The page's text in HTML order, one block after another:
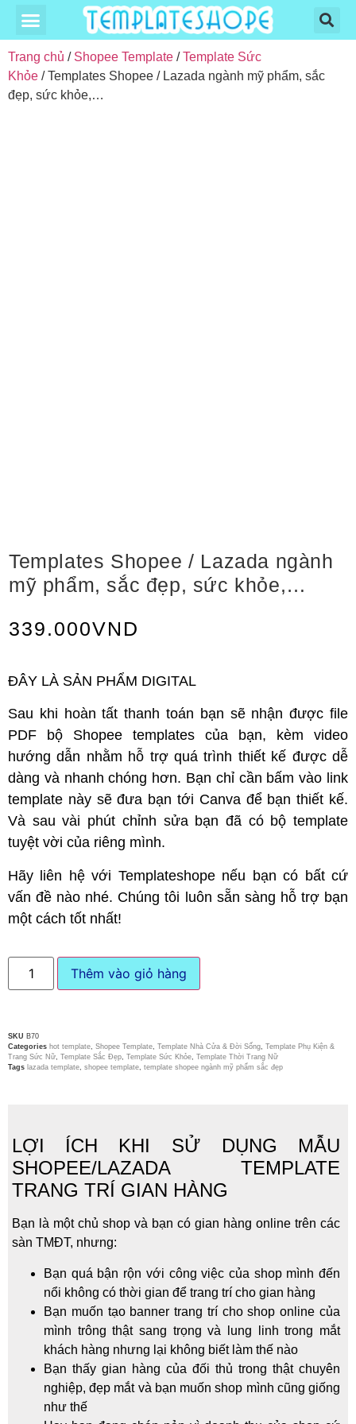
Trang chủ / Shopee Template /Template Sức
Khỏe / Templates Shopee / Lazada ngành mỹ phẩm, sắc
đẹp, sức khỏe,…
Templates Shopee / Lazada ngành
mỹ phẩm, sắc đẹp, sức khỏe,…
339.000VND
ĐÂY LÀ SẢN PHẨM DIGITAL
Sau khi hoàn tất thanh toán bạn sẽ nhận được file
PDF bộ Shopee templates của bạn, kèm video
hướng dẫn nhằm hỗ trợ quá trình thiết kế được dễ
dàng và nhanh chóng hơn. Bạn chỉ cần bấm vào link
template này sẽ đưa bạn tới Canva để bạn thiết kế.
Và sau vài phút chỉnh sửa bạn đã có bộ template
tuyệt vời của riêng mình.
Hãy liên hệ với Templateshope nếu bạn có bất cứ
vấn đề nào nhé. Chúng tôi luôn sẵn sàng hỗ trợ bạn
một cách tốt nhất!
Thêm vào giỏ hàng
SKU B70
Categories hot template, Shopee Template, Template Nhà Cửa & Đời Sống, Template Phụ Kiện &
Trang Sức Nữ, Template Sắc Đẹp, Template Sức Khỏe, Template Thời Trang Nữ
Tags lazada template, shopee template, template shopee ngành mỹ phẩm sắc đẹp
LỢI ÍCH KHI SỬ DỤNG MẪU
SHOPEE/LAZADA TEMPLATE
TRANG TRÍ GIAN HÀNG
Bạn là một chủ shop và bạn có gian hàng online trên các
sàn TMĐT, nhưng:
Bạn quá bận rộn với công việc của shop mình đến
nổi không có thời gian để trang trí cho gian hàng
Bạn muốn tạo banner trang trí cho shop online của
mình trông thật sang trọng và lung linh trong mắt
khách hàng nhưng lại không biết làm thế nào
Bạn thấy gian hàng của đối thủ trong thật chuyên
nghiệp, đẹp mắt và bạn muốn shop mình cũng giống
như thế